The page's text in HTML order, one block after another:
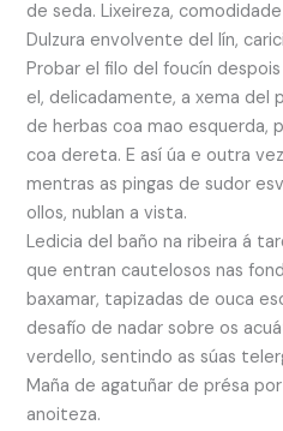
de seda. Lixeireza,
Dulzura envolvente del lín,
Probar el filo del foucín
el, delicadamente, a xema del
de herbas coa mao esquerda,
coa dereta. E así úa e outra
mentras as pingas de sudor
ollos, nublan a vista.
Ledicia del baño na ribeira á
que entran cautelosos nas
baxamar, tapizadas de ouca
desafío de nadar sobre os
verdello, sentindo as súas
Maña de agatuñar de présa
anoiteza.